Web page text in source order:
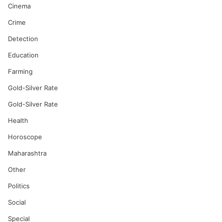
Cinema
Crime
Detection
Education
Farming
Gold-Silver Rate
Gold-Silver Rate
Health
Horoscope
Maharashtra
Other
Politics
Social
Special